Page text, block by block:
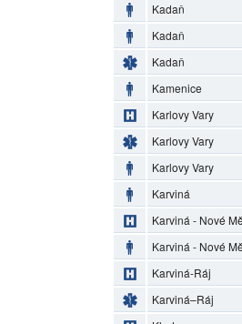
Kadaň
Kadaň
Kadaň
Kamenice
Karlovy Vary
Karlovy Vary
Karlovy Vary
Karviná
Karviná - Nové
Karviná - Nové
Karviná-Ráj
Karviná–Ráj